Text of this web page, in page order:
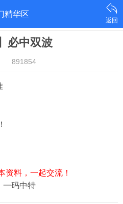
精华区
返回
必中双波
891854
资料，一起交流！
一码中特